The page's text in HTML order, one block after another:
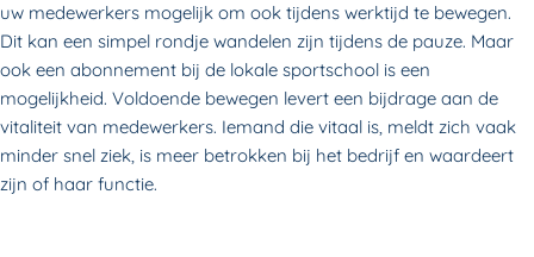
uw medewerkers mogelijk om ook tijdens werktijd te bewegen.
Dit kan een simpel rondje wandelen zijn tijdens de pauze. Maar
ook een abonnement bij de lokale sportschool is een
mogelijkheid. Voldoende bewegen levert een bijdrage aan de
vitaliteit van medewerkers. Iemand die vitaal is, meldt zich vaak
minder snel ziek, is meer betrokken bij het bedrijf en waardeert
zijn of haar functie.